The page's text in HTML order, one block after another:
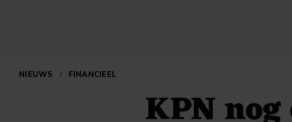
NIEUWS / FINANCIEEL